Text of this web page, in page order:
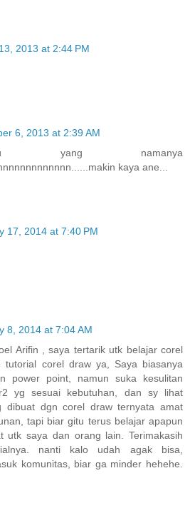
2013 at 2:44 PM
6, 2013 at 2:39 AM
yang namanya
kaya ane...
17, 2014 at 7:40 PM
8, 2014 at 7:04 AM
Arifin , saya tertarik utk belajar corel
tutorial corel draw ya, Saya biasanya
power point, namun suka kesulitan
yg sesuai kebutuhan, dan sy lihat
dibuat dgn corel draw ternyata amat
tapi biar gitu terus belajar apapun
utk saya dan orang lain. Terimakasih
nanti kalo udah agak bisa,
komunitas, biar ga minder hehehe.